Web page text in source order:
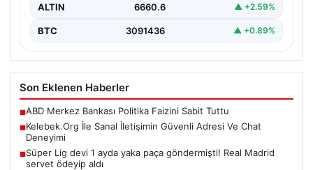
ALTIN 6660.6 ▲ +2.59%
BTC 3091436 ▲ +0.89%
Son Eklenen Haberler
■ABD Merkez Bankası Politika Faizini Sabit Tuttu
■Kelebek.Org İle Sanal İletişimin Güvenli Adresi Ve Chat
Deneyimi
■Süper Lig devi 1 ayda yaka paça göndermişti! Real Madrid
servet ödeyip aldı